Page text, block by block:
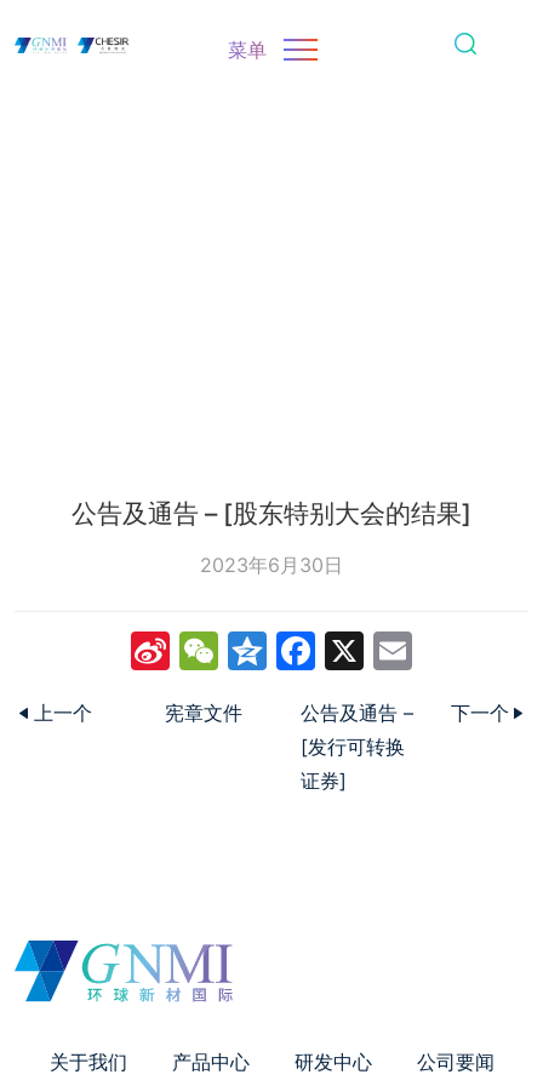
菜单
公告及通告 – [股东特别大会的结果]
2023年6月30日
SinaWeChat
Qzone
Facebook
X
上一个 宪章文件
公告及通告 –
[发行可转换
证券]
下一个
关于我们 产品中心 研发中心 公司要闻